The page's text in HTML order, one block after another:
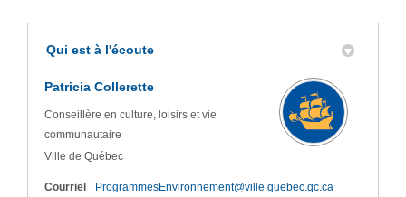
Qui est à l'écoute
Patricia Collerette
Conseillère en culture, loisirs et vie
communautaire
Ville de Québec
Courriel ProgrammesEnvironnement@ville.quebec.qc.ca